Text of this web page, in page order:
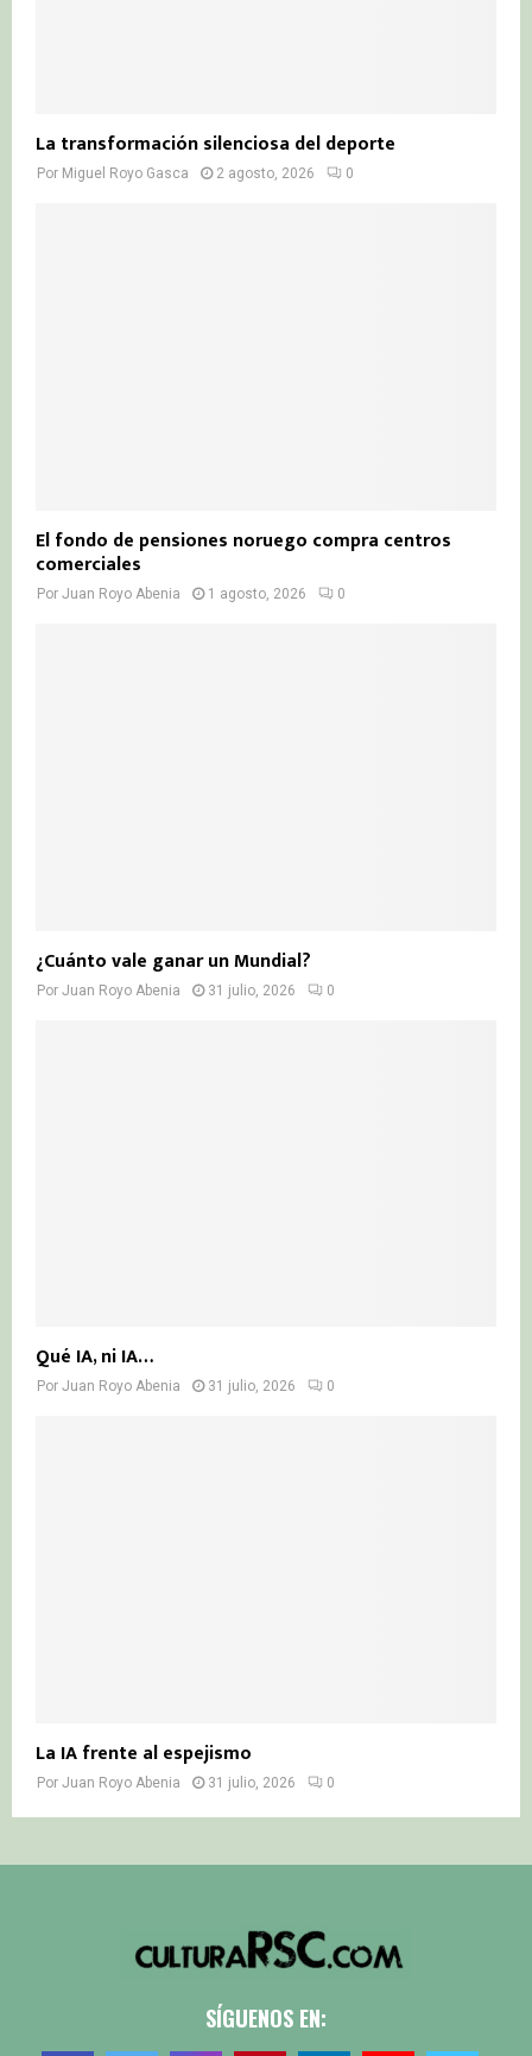
La transformación silenciosa del deporte
Por Miguel Royo Gasca 2 agosto, 2026 0
El fondo de pensiones noruego compra centros
comerciales
Por Juan Royo Abenia 1 agosto, 2026 0
¿Cuánto vale ganar un Mundial?
Por Juan Royo Abenia 31 julio, 2026 0
Qué IA, ni IA…
Por Juan Royo Abenia 31 julio, 2026 0
La IA frente al espejismo
Por Juan Royo Abenia 31 julio, 2026 0
SÍGUENOS EN: